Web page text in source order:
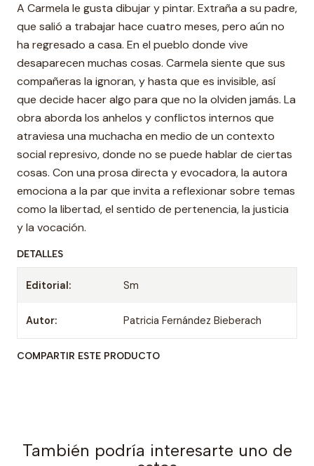
A Carmela le gusta dibujar y pintar. Extraña a su padre,
que salió a trabajar hace cuatro meses, pero aún no
ha regresado a casa. En el pueblo donde vive
desaparecen muchas cosas. Carmela siente que sus
compañeras la ignoran, y hasta que es invisible, así
que decide hacer algo para que no la olviden jamás. La
obra aborda los anhelos y conflictos internos que
atraviesa una muchacha en medio de un contexto
social represivo, donde no se puede hablar de ciertas
cosas. Con una prosa directa y evocadora, la autora
emociona a la par que invita a reflexionar sobre temas
como la libertad, el sentido de pertenencia, la justicia
y la vocación.
DETALLES
Editorial: Sm
Autor: Patricia Fernández Bieberach
COMPARTIR ESTE PRODUCTO
También podría interesarte uno de